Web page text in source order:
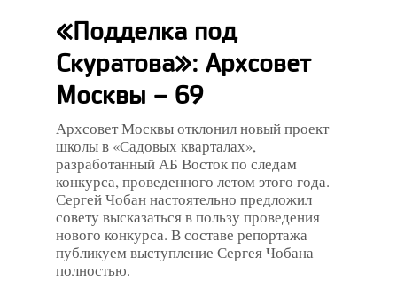
«Подделка под
Скуратова»: Архсовет
Москвы – 69
Архсовет Москвы отклонил новый проект
школы в «Садовых кварталах»,
разработанный АБ Восток по следам
конкурса, проведенного летом этого года.
Сергей Чобан настоятельно предложил
совету высказаться в пользу проведения
нового конкурса. В составе репортажа
публикуем выступление Сергея Чобана
полностью.